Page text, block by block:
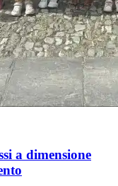
a dimensione